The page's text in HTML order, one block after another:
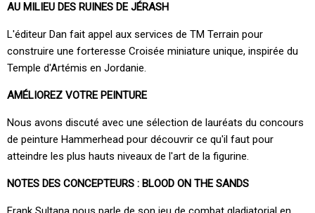
AU MILIEU DES RUINES DE JÉRASH
L'éditeur Dan fait appel aux services de TM Terrain pour
construire une forteresse Croisée miniature unique, inspirée du
Temple d'Artémis en Jordanie.
AMÉLIOREZ VOTRE PEINTURE
Nous avons discuté avec une sélection de lauréats du concours
de peinture Hammerhead pour découvrir ce qu'il faut pour
atteindre les plus hauts niveaux de l'art de la figurine.
NOTES DES CONCEPTEURS : BLOOD ON THE SANDS